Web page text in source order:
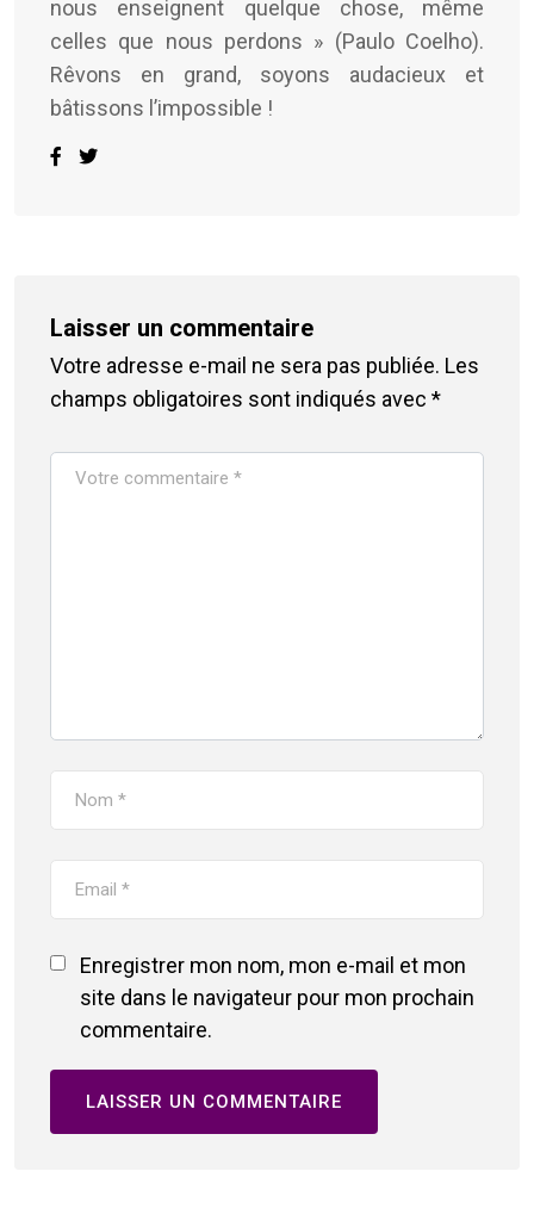
nous enseignent quelque chose, même
celles que nous perdons » (Paulo Coelho).
Rêvons en grand, soyons audacieux et
bâtissons l’impossible !
Laisser un commentaire
Votre adresse e-mail ne sera pas publiée. Les
champs obligatoires sont indiqués avec *
Enregistrer mon nom, mon e-mail et mon
site dans le navigateur pour mon prochain
commentaire.